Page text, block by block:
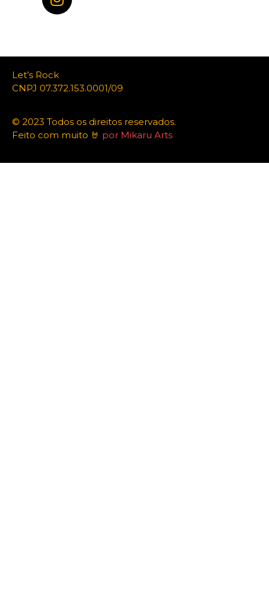
Let’s Rock
CNPJ 07.372.153.0001/09
© 2023 Todos os direitos reservados.
Feito com muito 🤘 por Mikaru Arts